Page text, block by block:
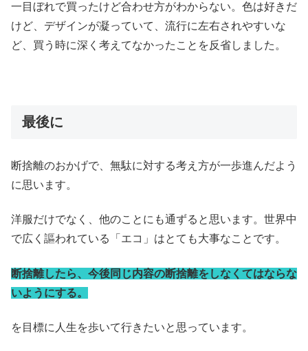
一目ぼれで買ったけど合わせ方がわからない。色は好きだ
けど、デザインが凝っていて、流行に左右されやすいな
ど、買う時に深く考えてなかったことを反省しました。
最後に
断捨離のおかげで、無駄に対する考え方が一歩進んだよう
に思います。
洋服だけでなく、他のことにも通ずると思います。世界中
で広く謳われている「エコ」はとても大事なことです。
断捨離したら、今後同じ内容の断捨離をしなくてはならな
いようにする。
を目標に人生を歩いて行きたいと思っています。